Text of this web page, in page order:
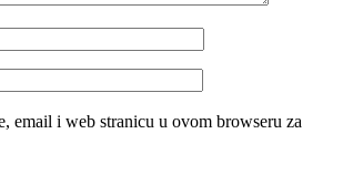
email i web stranicu u ovom browseru za